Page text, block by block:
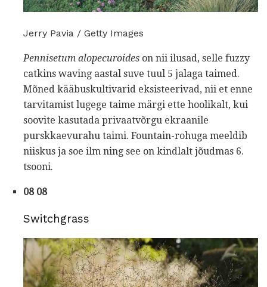
Jerry Pavia / Getty Images
Pennisetum alopecuroides on nii ilusad, selle fuzzy
catkins waving aastal suve tuul 5 jalaga taimed.
Mõned kääbuskultivarid eksisteerivad, nii et enne
tarvitamist lugege taime märgi ette hoolikalt, kui
soovite kasutada privaatvõrgu ekraanile
purskkaevurahu taimi. Fountain-rohuga meeldib
niiskus ja soe ilm ning see on kindlalt jõudmas 6.
tsooni.
08 08
Switchgrass